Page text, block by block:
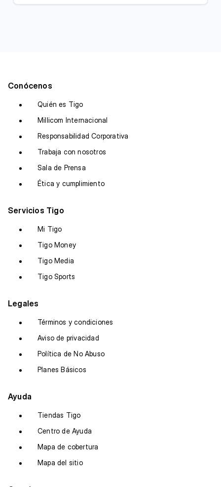
Conócenos
Quién es Tigo
Millicom Internacional
Responsabilidad Corporativa
Trabaja con nosotros
Sala de Prensa
Ética y cumplimiento
Servicios Tigo
Mi Tigo
Tigo Money
Tigo Media
Tigo Sports
Legales
Términos y condiciones
Aviso de privacidad
Política de No Abuso
Planes Básicos
Ayuda
Tiendas Tigo
Centro de Ayuda
Mapa de cobertura
Mapa del sitio